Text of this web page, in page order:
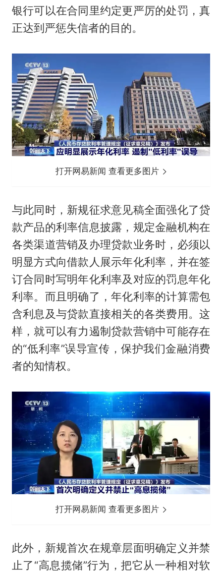
银行可以在合同里约定更严厉的处罚，真
正达到严惩失信者的目的。
打开网易新闻 查看更多图片
与此同时，新规征求意见稿全面强化了贷
款产品的利率信息披露，规定金融机构在
各类渠道营销及办理贷款业务时，必须以
明显方式向借款人展示年化利率，并在签
订合同时写明年化利率及对应的罚息年化
利率。而且明确了，年化利率的计算需包
含利息及与贷款直接相关的各类费用。这
样，就可以有力遏制贷款营销中可能存在
的“低利率”误导宣传，保护我们金融消费
者的知情权。
打开网易新闻 查看更多图片
此外，新规首次在规章层面明确定义并禁
止了“高息揽储”行为，把它从一种相对软